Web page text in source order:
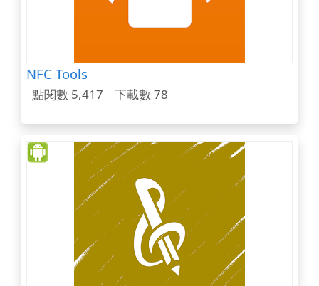
NFC Tools
點閱數 5,417 下載數 78